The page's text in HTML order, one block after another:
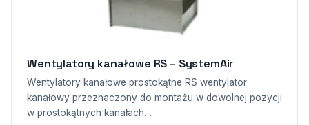
Wentylatory kanałowe RS – SystemAir
Wentylatory kanałowe prostokątne RS wentylator
kanałowy przeznaczony do montażu w dowolnej pozycji
w prostokątnych kanałach…